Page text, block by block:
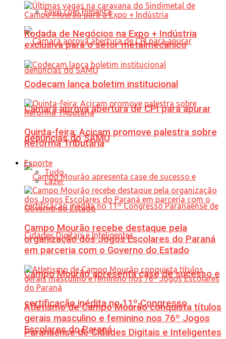
Favo com Pimenta
Câmara aprova abertura de CPI para apurar
denúncias do SAMU
Campo Mourão apresenta case de sucesso e
certificação inédita no 11º Congresso
Paranaense de Cidades Digitais e Inteligentes
Rodada de Negócios na Expo + Indústria
exclusiva para o setor metalmecânico
Codecam lança boletim institucional
Quinta-feira: Acicam promove palestra sobre
Reforma Tributária
Esporte
Tudo
Lazer
Campo Mourão recebe destaque pela
organização dos Jogos Escolares do Paraná
em parceria com o Governo do Estado
Atletismo de Campo Mourão conquista títulos
gerais masculino e feminino nos 76º Jogos
Escolares do Paraná